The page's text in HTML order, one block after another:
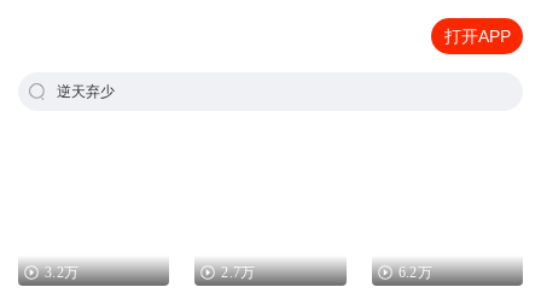
打开APP
逆天弃少
3.2万 2.7万 6.2万